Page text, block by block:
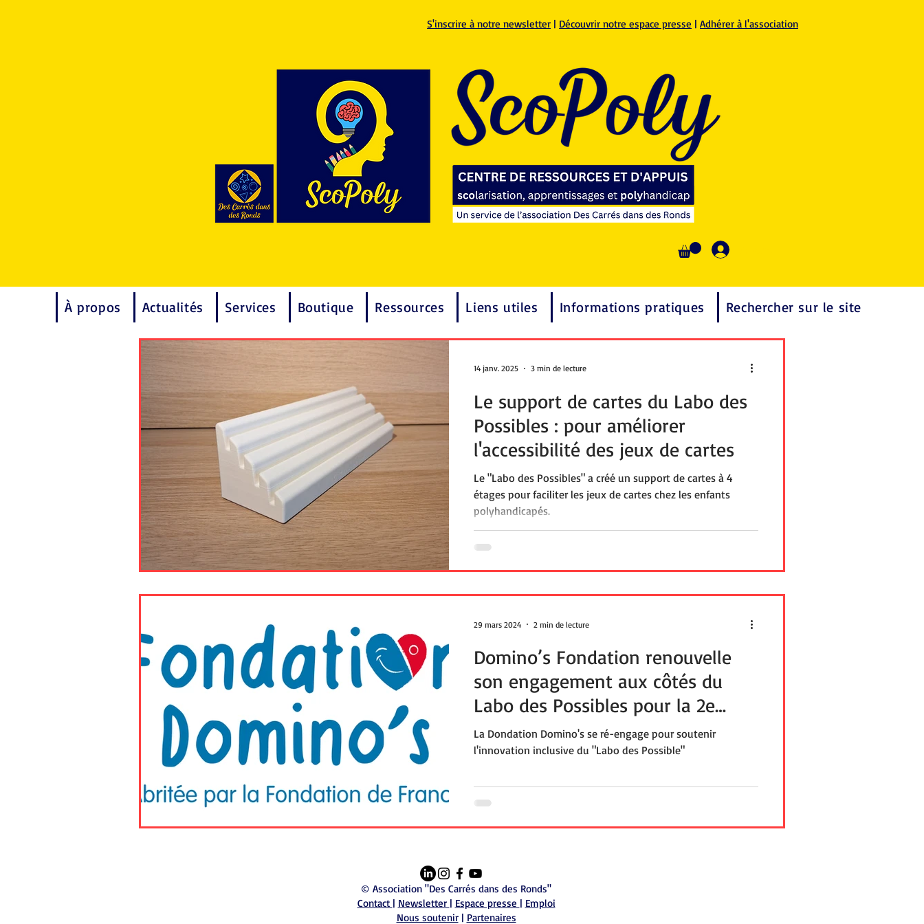
S'inscrire à notre newsletter | Découvrir notre espace presse | Adhérer à l'association
À propos Actualités Services Boutique Ressources Liens utiles Informations pratiques Rechercher sur le site
Le support de cartes du Labo des
Possibles : pour améliorer
l'accessibilité des jeux de cartes
Le "Labo des Possibles" a créé un support de cartes à 4
étages pour faciliter les jeux de cartes chez les enfants
polyhandicapés.
14 janv. 2025 3 min de lecture
Domino’s Fondation renouvelle
son engagement aux côtés du
Labo des Possibles pour la 2e
année
La Dondation Domino's se ré-engage pour soutenir
l'innovation inclusive du "Labo des Possible"
29 mars 2024 2 min de lecture
© Association "Des Carrés dans des Ronds"
Contact | Newsletter | Espace presse | Emploi
Nous soutenir| Partenaires